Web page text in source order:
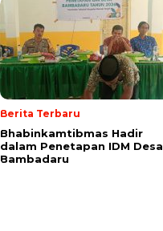
Berita Terbaru
Bhabinkamtibmas Hadir
dalam Penetapan IDM Desa
Bambadaru